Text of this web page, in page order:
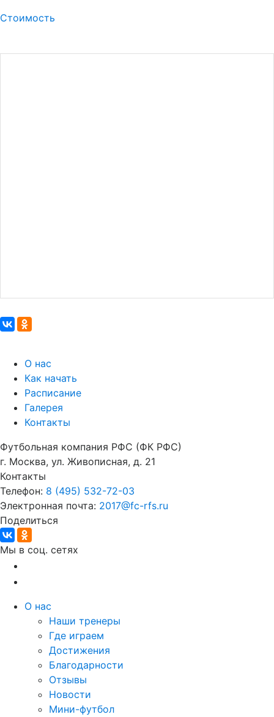
Стоимость
О нас
Как начать
Расписание
Галерея
Контакты
Футбольная компания РФС (ФК РФС)
г. Москва, ул. Живописная, д. 21
Контакты
Телефон: 8 (495) 532-72-03
Электронная почта: 2017@fc-rfs.ru
Поделиться
Мы в соц. сетях
О нас
Наши тренеры
Где играем
Достижения
Благодарности
Отзывы
Новости
Мини-футбол